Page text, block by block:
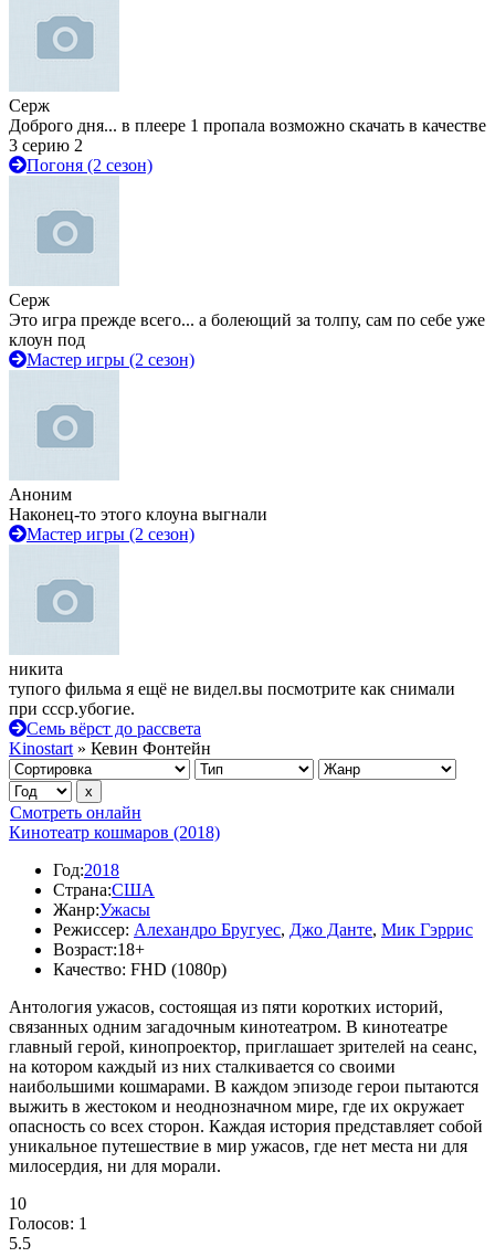
Серж
Доброго дня... в плеере 1 пропала возможно скачать в качестве
3 серию 2
Погоня (2 сезон)
Серж
Это игра прежде всего... а болеющий за толпу, сам по себе уже
клоун под
Мастер игры (2 сезон)
Аноним
Наконец-то этого клоуна выгнали
Мастер игры (2 сезон)
никита
тупого фильма я ещё не видел.вы посмотрите как снимали
при ссср.убогие.
Семь вёрст до рассвета
Kinostart » Кевин Фонтейн
Смотреть онлайн
Кинотеатр кошмаров (2018)
Год:2018
Страна:США
Жанр:Ужасы
Режиссер: Алехандро Бругуес, Джо Данте, Мик Гэррис
Возраст:18+
Качество: FHD (1080p)
Антология ужасов, состоящая из пяти коротких историй,
связанных одним загадочным кинотеатром. В кинотеатре
главный герой, кинопроектор, приглашает зрителей на сеанс,
на котором каждый из них сталкивается со своими
наибольшими кошмарами. В каждом эпизоде герои пытаются
выжить в жестоком и неоднозначном мире, где их окружает
опасность со всех сторон. Каждая история представляет собой
уникальное путешествие в мир ужасов, где нет места ни для
милосердия, ни для морали.
10
Голосов: 1
5.5